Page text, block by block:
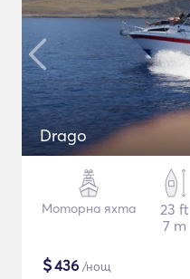
Drago
Моторна яхта
23 ft
7 m
$436 /нощ